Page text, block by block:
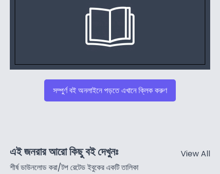
সম্পুর্ণ বই অনলাইনে পড়তে এখানে ক্লিক করুণ
এই জনরার আরো কিছু বই দেখুনঃ
শীর্ষ ডাউনলোড করা/টপ রেটেড ইবুকের একটি তালিকা
View All